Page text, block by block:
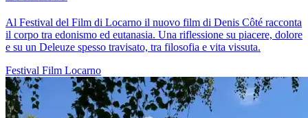
Al Festival del Film di Locarno il nuovo film di Denis Côté racconta
il corpo tra edonismo ed eutanasia. Una riflessione su piacere, dolore
e su un Deleuze spesso travisato, tra filosofia e vita vissuta.
Festival Film Locarno